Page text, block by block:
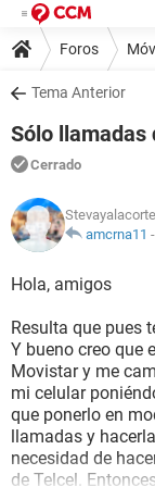
Foros
Tema Anterior
Sólo llamadas
Cerrado
amcrna11 -
Hola, amigos
Resulta que pues
Y bueno creo que
Movistar y me
mi celular
que ponerlo en
llamadas y
necesidad de
de Telcel.